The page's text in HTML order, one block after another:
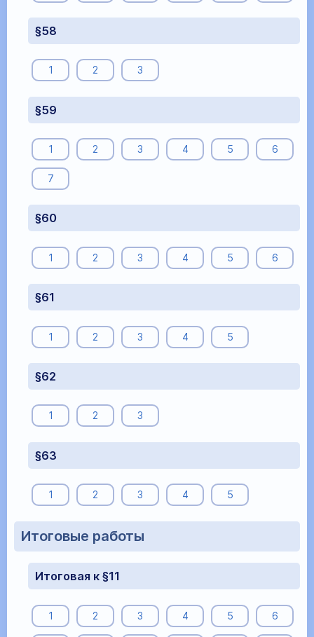
§58
1 2 3
§59
1 2 3 4 5 6
7
§60
1 2 3 4 5 6
§61
1 2 3 4 5
§62
1 2 3
§63
1 2 3 4 5
Итоговые работы
Итоговая к §11
1 2 3 4 5 6